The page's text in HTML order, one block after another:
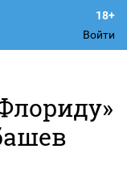
Войти